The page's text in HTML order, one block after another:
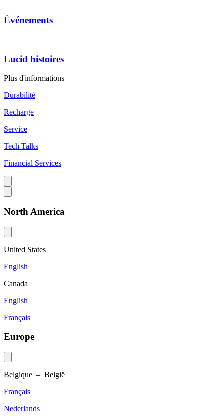
Événements
Lucid histoires
Plus d'informations
Durabilité
Recharge
Service
Tech Talks
Financial Services
North America
United States
English
Canada
English
Français
Europe
Belgique – België
Français
Nederlands